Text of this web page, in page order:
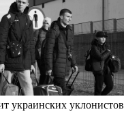
украинских уклонистов